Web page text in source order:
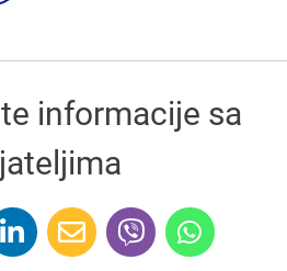
informacije sa